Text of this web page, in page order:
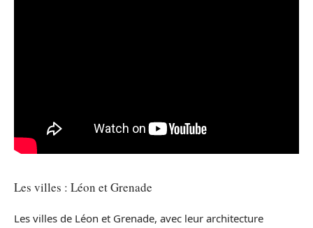
Les villes : Léon et Grenade
Les villes de Léon et Grenade, avec leur architecture